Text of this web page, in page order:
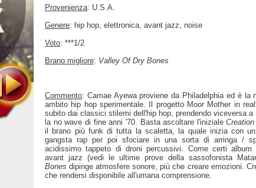
Provenienza: U.S.A.
Genere: hip hop, elettronica, avant jazz, noise
Voto: ***1/2
Brano migliore: Valley Of Dry Bones
Commento: Camae Ayewa proviene da Philadelphia ed è la
ambito hip hop sperimentale. Il progetto Moor Mother in
subito dai classici stilemi dell'hip hop, prendendo viceversa a
la no wave di fine anni '70. Basta ascoltare l'iniziale
il brano più funk di tutta la scaletta, la quale inizia con
gangsta rap per poi sfociare in una sorta di arringa /
acidissimo tappeto di droni percussivi. Come certi album
avant jazz (vedi le ultime prove della sassofonista
Bones dipinge atmosfere sonore, più che creare emozioni.
che rendersi disponibile all'umana comprensione.